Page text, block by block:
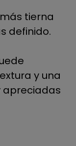
tierna
definido.
y una
apreciadas